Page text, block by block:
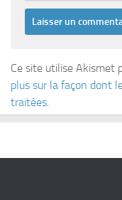
Ce site utilise Akismet
plus sur la façon dont
traitées.